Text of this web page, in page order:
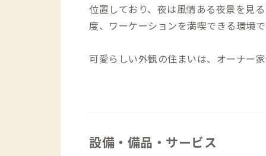
位置しており、夜は風情ある夜景を見
度、ワーケーションを満喫できる環境
可愛らしい外観の住まいは、オーナー
キッチンへ。木の温もりと、白を基調
設備・備品・サービス